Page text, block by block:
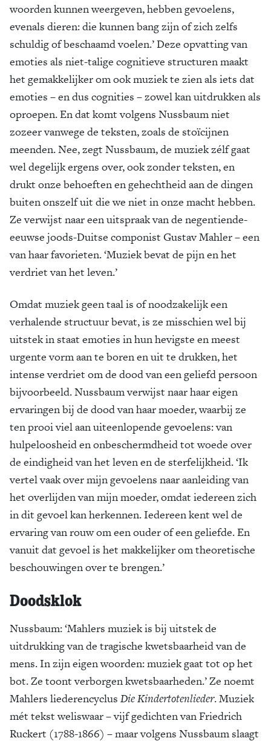
woorden kunnen weergeven, hebben gevoelens,
evenals dieren: die kunnen bang zijn of zich zelfs
schuldig of beschaamd voelen.’ Deze opvatting van
emoties als niet-talige cognitieve structuren maakt
het gemakkelijker om ook muziek te zien als iets dat
emoties – en dus cognities – zowel kan uitdrukken als
oproepen. En dat komt volgens Nussbaum niet
zozeer vanwege de teksten, zoals de stoïcijnen
meenden. Nee, zegt Nussbaum, de muziek zélf gaat
wel degelijk ergens over, ook zonder teksten, en
drukt onze behoeften en gehechtheid aan de dingen
buiten onszelf uit die we niet in onze macht hebben.
Ze verwijst naar een uitspraak van de negentiende-
eeuwse joods-Duitse componist Gustav Mahler – een
van haar favorieten. ‘Muziek bevat de pijn en het
verdriet van het leven.’
Omdat muziek geen taal is of noodzakelijk een
verhalende structuur bevat, is ze misschien wel bij
uitstek in staat emoties in hun hevigste en meest
urgente vorm aan te boren en uit te drukken, het
intense verdriet om de dood van een geliefd persoon
bijvoorbeeld. Nussbaum verwijst naar haar eigen
ervaringen bij de dood van haar moeder, waarbij ze
ten prooi viel aan uiteenlopende gevoelens: van
hulpeloosheid en onbeschermdheid tot woede over
de eindigheid van het leven en de sterfelijkheid. ‘Ik
vertel vaak over mijn gevoelens naar aanleiding van
het overlijden van mijn moeder, omdat iedereen zich
in dit gevoel kan herkennen. Iedereen kent wel de
ervaring van rouw om een ouder of een geliefde. En
vanuit dat gevoel is het makkelijker om theoretische
beschouwingen over te brengen.’
Doodsklok
Nussbaum: ‘Mahlers muziek is bij uitstek de
uitdrukking van de tragische kwetsbaarheid van de
mens. In zijn eigen woorden: muziek gaat tot op het
bot. Ze toont verborgen kwetsbaarheden.’ Ze noemt
Mahlers liederencyclus Die Kindertotenlieder. Muziek
mét tekst weliswaar – vijf gedichten van Friedrich
Ruckert (1788-1866) – maar volgens Nussbaum slaagt